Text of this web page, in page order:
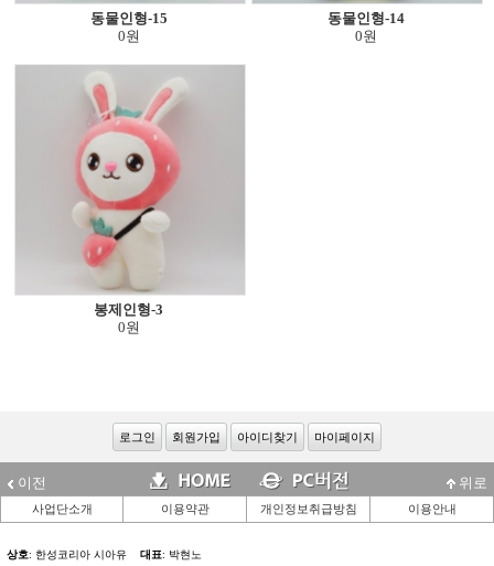
동물인형-15
0원
동물인형-14
0원
봉제인형-3
0원
로그인 회원가입 아이디찾기 마이페이지
이전 위로
사업단소개 이용약관 개인정보취급방침 이용안내
상호: 한성코리아 시아유 대표: 박현노